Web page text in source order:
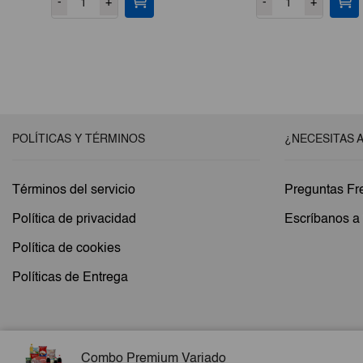
- +
original
- +
POLÍTICAS Y TÉRMINOS
Términos del servicio
Política de privacidad
Política de cookies
Políticas de Entrega
¿NECESITAS
Preguntas
Escríbanos
Combo Premium Variado